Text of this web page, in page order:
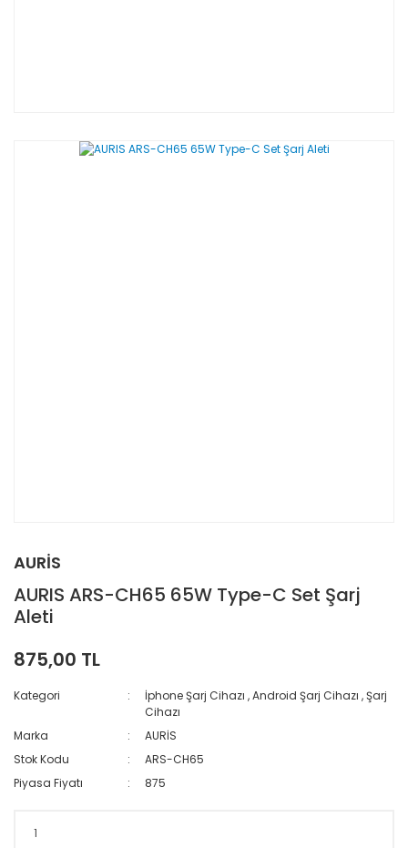
AURİS
AURIS ARS-CH65 65W Type-C Set Şarj
Aleti
875,00 TL
Kategori İphone Şarj Cihazı ,Android Şarj Cihazı ,Şarj
Cihazı
Marka
AURİS
Stok Kodu
ARS-CH65
Piyasa Fiyatı
875